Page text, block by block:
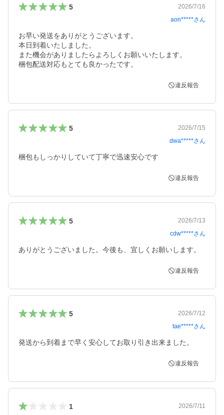
5
2026/7/16
aon*****さん
お早い発送をありがとうございます。
本日到着いたしました。
また機会がありましたらよろしくお願いいたします。
梱包配送対応もとても良かったです。
違反報告
5
2026/7/15
dwa*****さん
梱包もしっかりしていて丁寧で迅速安心です
違反報告
5
2026/7/13
cdw*****さん
ありがとうございました。今後も、宜しくお願いします。
違反報告
5
2026/7/12
tae*****さん
発送から到着まで早く安心してお取り引き出来ました。
違反報告
1
2026/7/11